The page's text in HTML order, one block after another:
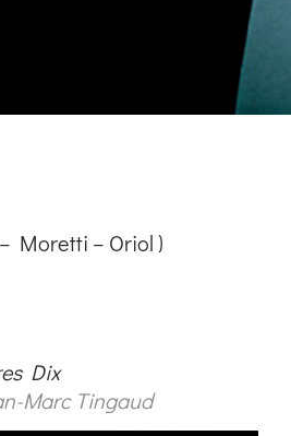
Moretti – Oriol )
Dix
Marc Tingaud